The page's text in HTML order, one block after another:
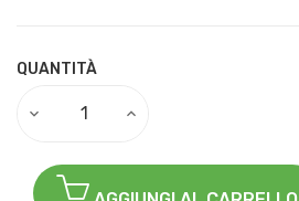
QUANTITÀ